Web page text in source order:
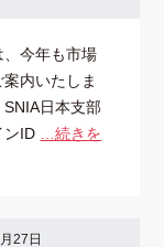
、今年も市場
内いたしま
日本支部
ンID
…続きを
27日